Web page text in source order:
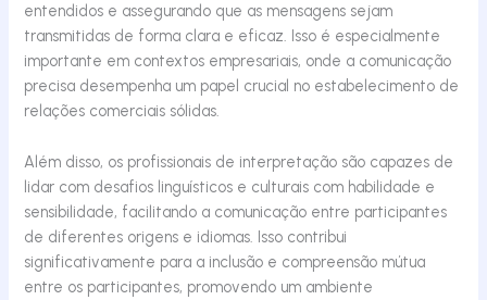
entendidos e assegurando que as mensagens sejam
transmitidas de forma clara e eficaz. Isso é especialmente
importante em contextos empresariais, onde a comunicação
precisa desempenha um papel crucial no estabelecimento de
relações comerciais sólidas.
Além disso, os profissionais de interpretação são capazes de
lidar com desafios linguísticos e culturais com habilidade e
sensibilidade, facilitando a comunicação entre participantes
de diferentes origens e idiomas. Isso contribui
significativamente para a inclusão e compreensão mútua
entre os participantes, promovendo um ambiente